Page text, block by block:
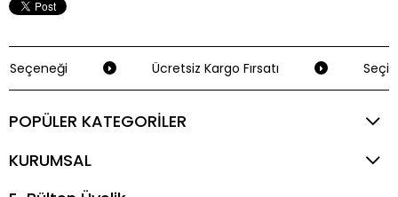
Seçeneği Ücretsiz Kargo Fırsatı Seçili
POPÜLER KATEGORİLER
KURUMSAL